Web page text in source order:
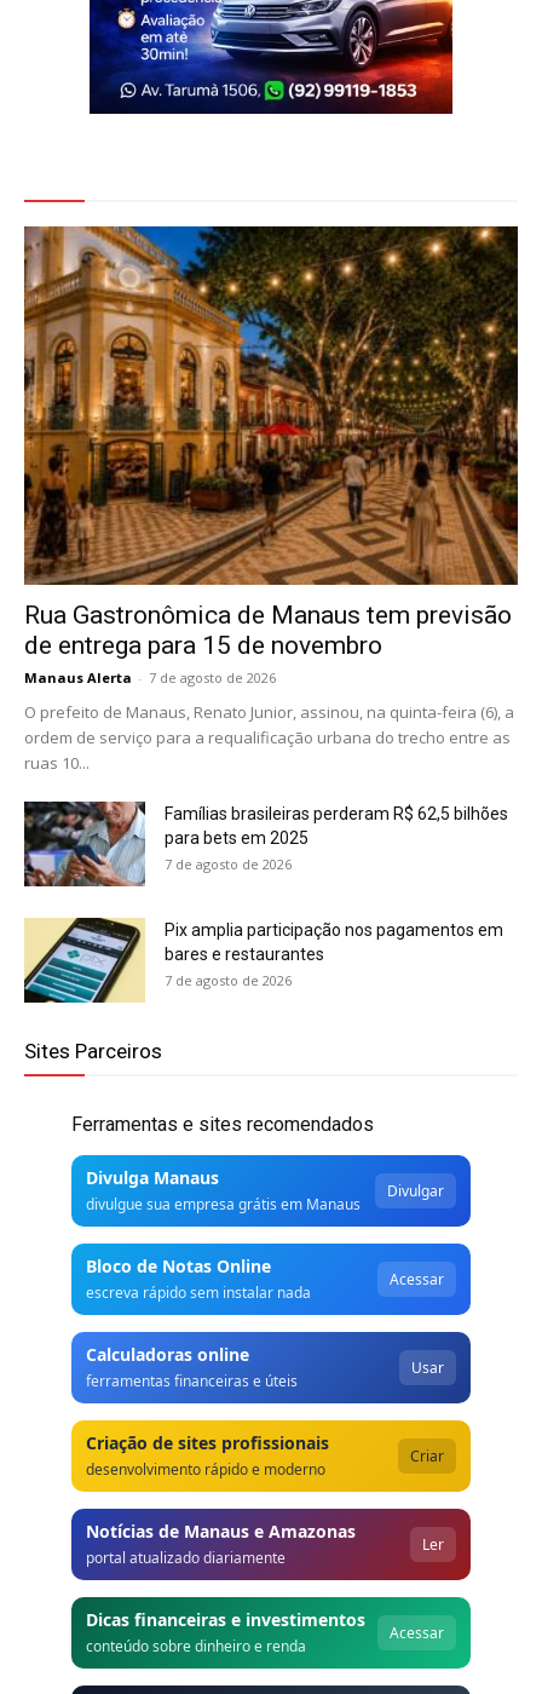
Rua Gastronômica de Manaus tem previsão
de entrega para 15 de novembro
Manaus Alerta - 7 de agosto de 2026
O prefeito de Manaus, Renato Junior, assinou, na quinta-feira (6), a
ordem de serviço para a requalificação urbana do trecho entre as
ruas 10...
Famílias brasileiras perderam R$ 62,5 bilhões
para bets em 2025
7 de agosto de 2026
Pix amplia participação nos pagamentos em
bares e restaurantes
7 de agosto de 2026
Sites Parceiros
Ferramentas e sites recomendados
Divulga Manaus
divulgue sua empresa grátis em Manaus
Divulgar
Bloco de Notas Online
escreva rápido sem instalar nada
Acessar
Calculadoras online
ferramentas financeiras e úteis
Usar
Criação de sites profissionais
desenvolvimento rápido e moderno
Criar
Notícias de Manaus e Amazonas
portal atualizado diariamente
Ler
Dicas financeiras e investimentos
conteúdo sobre dinheiro e renda
Acessar